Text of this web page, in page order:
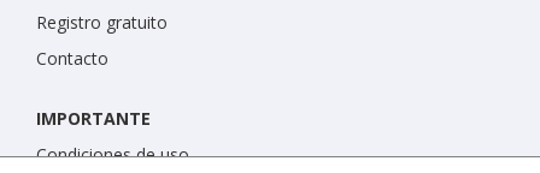
Registro gratuito
Contacto
IMPORTANTE
Condiciones de uso